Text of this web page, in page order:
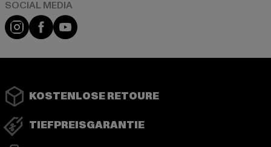
Instagram
FacebookYouTube
KOSTENLOSE RETOURE
TIEFPREISGARANTIE